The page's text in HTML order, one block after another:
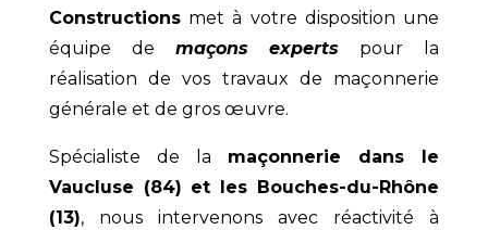
Constructionsmet à votre disposition une
équipe de maçons experts pour la
réalisation de vos travaux de maçonnerie
générale et de gros œuvre.
Spécialiste de la maçonnerie dans le
Vaucluse (84) et les Bouches-du-Rhône
(13), nous intervenons avec réactivité à